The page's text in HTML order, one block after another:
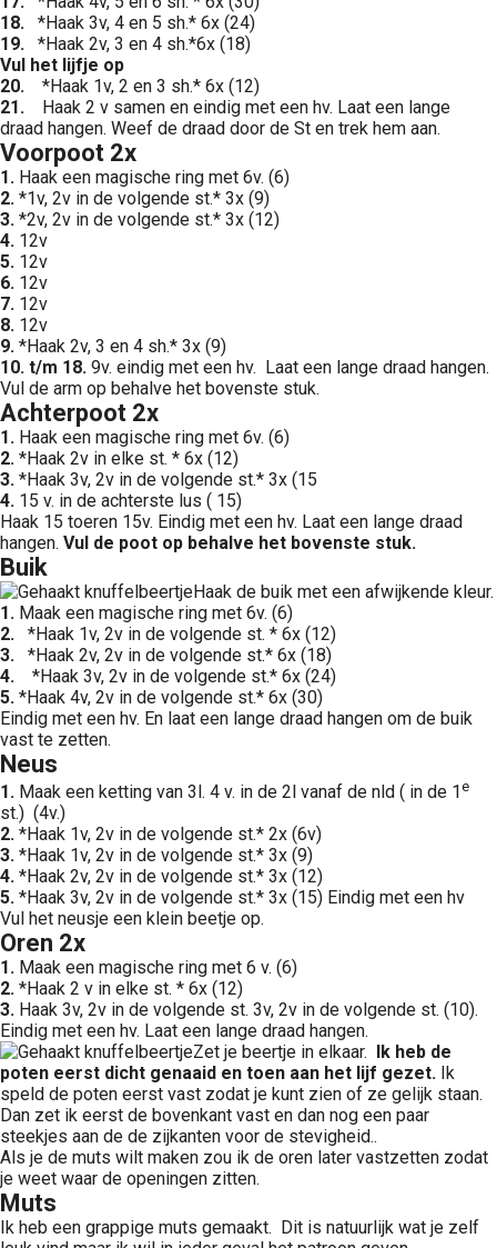
18. *Haak 3v, 4 en 5 sh.* 6x (24)
19. *Haak 2v, 3 en 4 sh.*6x (18)
Vul het lijfje op
20. *Haak 1v, 2 en 3 sh.* 6x (12)
21. Haak 2 v samen en eindig met een hv. Laat een lange
draad hangen. Weef de draad door de St en trek hem aan.
Voorpoot 2x
1. Haak een magische ring met 6v. (6)
2. *1v, 2v in de volgende st.* 3x (9)
3. *2v, 2v in de volgende st.* 3x (12)
4. 12v
5. 12v
6. 12v
7. 12v
8. 12v
9. *Haak 2v, 3 en 4 sh.* 3x (9)
10. t/m 18. 9v. eindig met een hv. Laat een lange draad hangen.
Vul de arm op behalve het bovenste stuk.
Achterpoot 2x
1. Haak een magische ring met 6v. (6)
2. *Haak 2v in elke st. * 6x (12)
3. *Haak 3v, 2v in de volgende st.* 3x (15
4. 15 v. in de achterste lus ( 15)
Haak 15 toeren 15v. Eindig met een hv. Laat een lange draad
hangen. Vul de poot op behalve het bovenste stuk.
Buik
Haak de buik met een afwijkende kleur.
1. Maak een magische ring met 6v. (6)
2. *Haak 1v, 2v in de volgende st. * 6x (12)
3. *Haak 2v, 2v in de volgende st.* 6x (18)
4.
*Haak 3v, 2v in de volgende st.* 6x (24)
5. *Haak 4v, 2v in de volgende st.* 6x (30)
Eindig met een hv. En laat een lange draad hangen om de buik
vast te zetten.
Neus
1. Maak een ketting van 3l. 4 v. in de 2l vanaf de nld ( in de 1 e
st.) (4v.)
2. *Haak 1v, 2v in de volgende st.* 2x (6v)
3. *Haak 1v, 2v in de volgende st.* 3x (9)
4. *Haak 2v, 2v in de volgende st.* 3x (12)
5. *Haak 3v, 2v in de volgende st.* 3x (15) Eindig met een hv
Vul het neusje een klein beetje op.
Oren 2x
1. Maak een magische ring met 6 v. (6)
2. *Haak 2 v in elke st. * 6x (12)
3. Haak 3v, 2v in de volgende st. 3v, 2v in de volgende st. (10).
Eindig met een hv. Laat een lange draad hangen.
Zet je beertje in elkaar.
Ik heb de
poten eerst dicht genaaid en toen aan het lijf gezet. Ik
speld de poten eerst vast zodat je kunt zien of ze gelijk staan.
Dan zet ik eerst de bovenkant vast en dan nog een paar
steekjes aan de de zijkanten voor de stevigheid..
Als je de muts wilt maken zou ik de oren later vastzetten zodat
je weet waar de openingen zitten.
Muts
Ik heb een grappige muts gemaakt. Dit is natuurlijk wat je zelf